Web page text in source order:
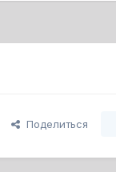
Поделиться